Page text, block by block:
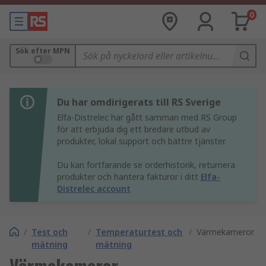
0
Sök efter MPN
Du har omdirigerats till RS Sverige
Elfa-Distrelec har gått samman med RS Group
för att erbjuda dig ett bredare utbud av
produkter, lokal support och bättre tjänster.
Du kan fortfarande se orderhistorik, returnera
produkter och hantera fakturor i ditt Elfa-
Distrelec account
/ Test och
mätning
/ Temperaturtest och
mätning
/ Värmekameror